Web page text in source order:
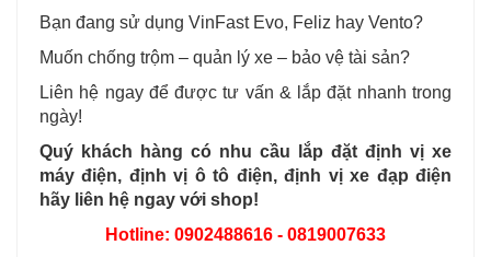
Bạn đang sử dụng VinFast Evo, Feliz hay Vento?
Muốn chống trộm – quản lý xe – bảo vệ tài sản?
Liên hệ ngay để được tư vấn & lắp đặt nhanh trong
ngày!
Quý khách hàng có nhu cầu lắp đặt định vị xe
máy điện, định vị ô tô điện, định vị xe đạp điện
hãy liên hệ ngay với shop!
Hotline: 0902488616 - 0819007633